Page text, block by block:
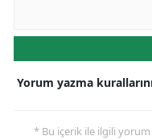
Yorum yazma
* Bu içerik ile ilgili yorum